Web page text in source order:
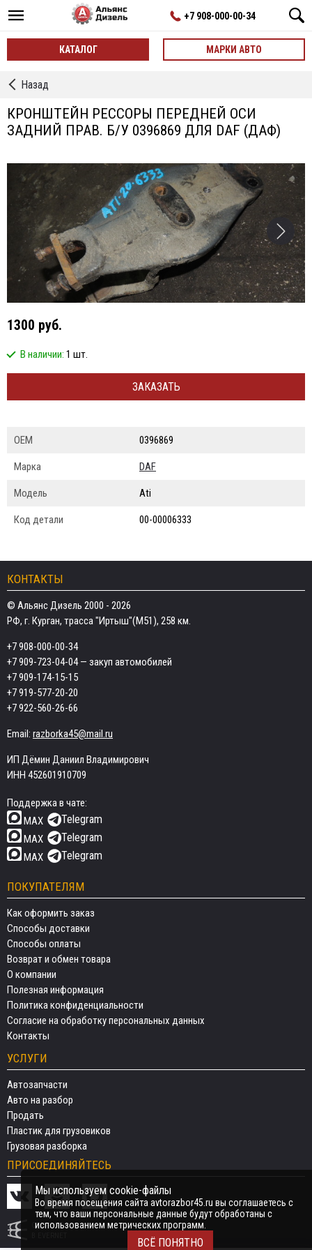
+7 908-000-00-34
КАТАЛОГ МАРКИ АВТО
←
Подвески
Назад
КРОНШТЕЙН РЕССОРЫ ПЕРЕДНЕЙ ОСИ
ЗАДНИЙ ПРАВ. Б/У 0396869 ДЛЯ DAF (ДАФ)
1300 руб.
В наличии: 1 шт.
ЗАКАЗАТЬ
ОЕМ 0396869
Марка DAF
Модель Ati
Код детали 00-00006333
КОНТАКТЫ
© Альянс Дизель 2000 - 2026
РФ, г. Курган, трасса "Иртыш"(М51), 258 км.
+7 908-000-00-34
+7 909-723-04-04— закуп автомобилей
+7 909-174-15-15
+7 919-577-20-20
+7 922-560-26-66
Email: razborka45@mail.ru
ИП Дёмин Даниил Владимирович
ИНН 452601910709
Поддержка в чате:
MAX
Telegram
MAX Telegram
MAX Telegram
ПОКУПАТЕЛЯМ
Как оформить заказ
Способы доставки
Способы оплаты
Возврат и обмен товара
О компании
Полезная информация
Политика конфиденциальности
Согласие на обработку персональных данных
Контакты
УСЛУГИ
Автозапчасти
Авто на разбор
Продать
Пластик для грузовиков
Грузовая разборка
ПРИСОЕДИНЯЙТЕСЬ
СДЕЛАНО
Мы используем cookie-файлы
Во время посещения сайта avtorazbor45.ru вы соглашаетесь с
тем, что ваши персональные данные будут обработаны с
использованием метрических программ.
ВСЁ ПОНЯТНО